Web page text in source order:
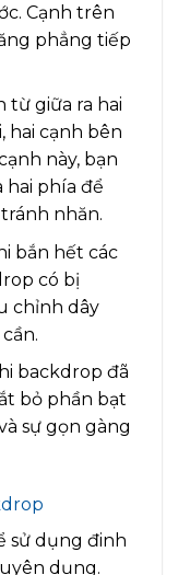
Cạnh trên
phẳng tiếp
từ giữa ra hai
hai cạnh bên
này, bạn
phía để
nhăn.
bắn hết các
có bị
chỉnh dây
backdrop đã
bỏ phần bạt
sự gọn gàng
sử dụng đinh
dụng.